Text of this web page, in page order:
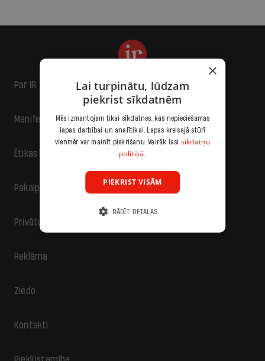
Par IR
Manifests
Ētikas kodekss
Pakalpojumu sniegšanas noteikumi
Privātuma politika
Reklāma
Ziedo
Kontakti
×
Lai turpinātu, lūdzam
piekrist sīkdatnēm
Mēs izmantojam tikai sīkdatnes, kas nepieciešamas
lapas darbībai un analītikai. Lapas kreisajā stūrī
vienmēr var mainīt piekrišanu. Vairāk lasi sīkdatņu
politikā.
PIEKRIST VISĀM
RĀDĪT DETAĻAS